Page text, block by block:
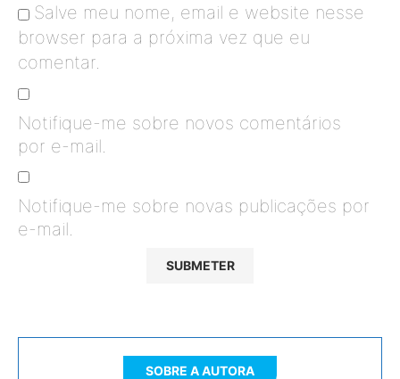
Salve meu nome, email e website nesse
browser para a próxima vez que eu
comentar.
Notifique-me sobre novos comentários
por e-mail.
Notifique-me sobre novas publicações por
e-mail.
SOBRE A AUTORA